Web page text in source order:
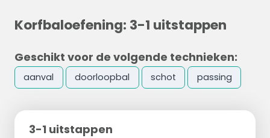
Korfbaloefening: 3-1 uitstappen
Geschikt voor de volgende technieken:
aanval doorloopbal schot passing
3-1 uitstappen